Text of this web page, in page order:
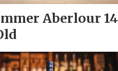
Aberlour 14